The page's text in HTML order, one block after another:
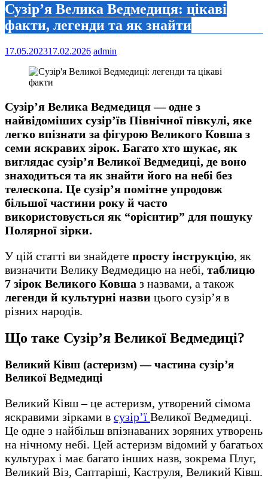
Сузір’я Велика Ведмедиця: цікаві
факти, легенди та як знайти
17.05.202317.02.2026 admin
Сузір’я Велика Ведмедиця— одне з
найвідоміших сузір’їв Північної півкулі, яке
легко впізнати за фігурою Великого Ковша з
семи яскравих зірок. Багато хто шукає, як
виглядає сузір’я Великої Ведмедиці, де воно
знаходиться та як знайти його на небі без
телескопа. Це сузір’я помітне упродовж
більшої частини року й часто
використовується як “орієнтир” для пошуку
Полярної зірки.
У цій статті ви знайдете просту інструкцію, як
визначити Велику Ведмедицю на небі, таблицю
7 зірок Великого Ковша з назвами, а також
легенди й культурні назви цього сузір’я в
різних народів.
Що таке Сузір’я Великої Ведмедиці?
Великий Ківш (астеризм) — частина сузір’я
Великої Ведмедиці
Великий Ківш – це астеризм, утворений сімома
яскравими зірками в сузір’ї Великої Ведмедиці.
Це одне з найбільш впізнаваних зоряних утворень
на нічному небі. Цей астеризм відомий у багатьох
культурах і має багато інших назв, зокрема Плуг,
Великий Віз, Саптаріші, Каструля, Великий Ківш.